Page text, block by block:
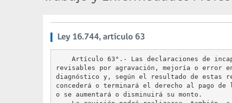
Ley 16.744, artículo 63
Artículo 63°.- Las declaraciones de
revisables por agravación, mejoría o error
diagnóstico y, según el resultado de estas
concederá o terminará el derecho al pago de
o se aumentará o disminuirá su monto.